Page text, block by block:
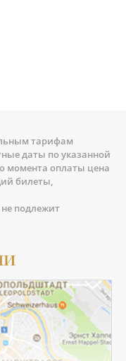
тарифам
даты по указанной
момента оплаты цена
билеты,
подлежит